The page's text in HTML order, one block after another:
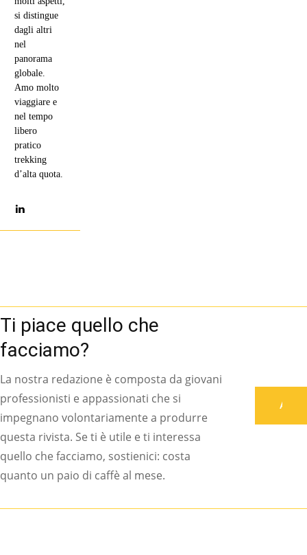
si distingue
dagli altri
nel
panorama
globale.
Amo molto
viaggiare e
nel tempo
libero
pratico
trekking
d’alta quota.
Ti piace quello che
facciamo?
La nostra redazione è composta da giovani
professionisti e appassionati che si
impegnano volontariamente a produrre
questa rivista. Se ti è utile e ti interessa
quello che facciamo, sostienici: costa
quanto un paio di caffè al mese.